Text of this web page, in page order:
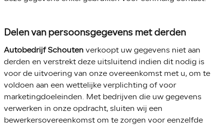
Delen van persoonsgegevens met derden
Autobedrijf Schouten verkoopt uw gegevens niet aan
derden en verstrekt deze uitsluitend indien dit nodig is
voor de uitvoering van onze overeenkomst met u, om te
voldoen aan een wettelijke verplichting of voor
marketingdoeleinden. Met bedrijven die uw gegevens
verwerken in onze opdracht, sluiten wij een
bewerkersovereenkomst om te zorgen voor eenzelfde